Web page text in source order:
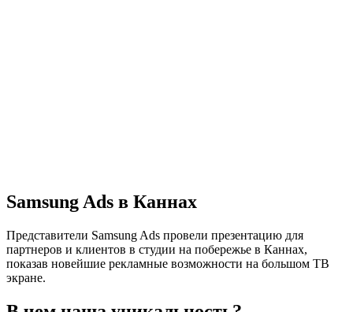
Samsung Ads в Каннах
Представители Samsung Ads провели презентацию для
партнеров и клиентов в студии на побережье в Каннах,
показав новейшие рекламные возможности на большом ТВ
экране.